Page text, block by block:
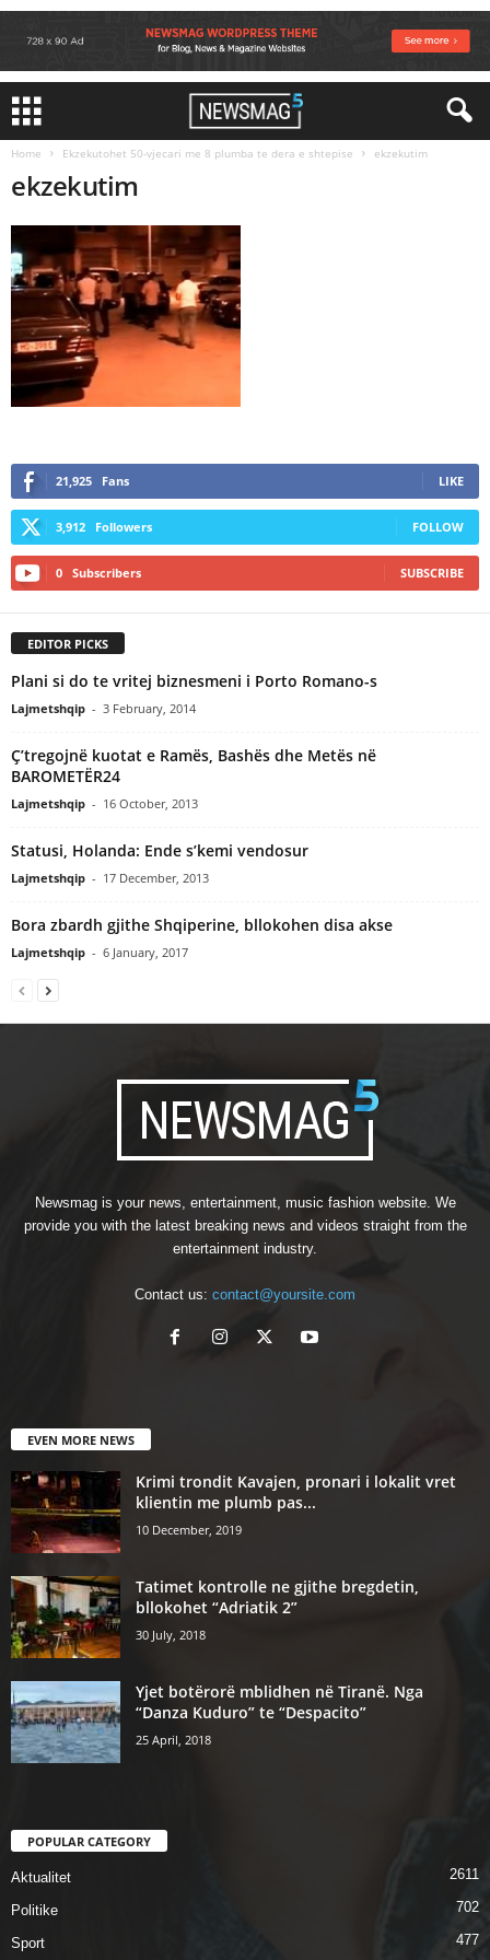
Home Ekzekutohet 50-vjecari me 8 plumba te dera e shtepise ekzekutim
ekzekutim
21,925 Fans LIKE
3,912 Followers FOLLOW
0 Subscribers SUBSCRIBE
EDITOR PICKS
Plani si do te vritej biznesmeni i Porto Romano-s
Lajmetshqip - 3 February, 2014
Ç’tregojnë kuotat e Ramës, Bashës dhe Metës në
BAROMETËR24
Lajmetshqip - 16 October, 2013
Statusi, Holanda: Ende s’kemi vendosur
Lajmetshqip - 17 December, 2013
Bora zbardh gjithe Shqiperine, bllokohen disa akse
Lajmetshqip - 6 January, 2017
Newsmag is your news, entertainment, music fashion website. We
provide you with the latest breaking news and videos straight from the
entertainment industry.
Contact us: contact@yoursite.com
EVEN MORE NEWS
Krimi trondit Kavajen, pronari i lokalit vret
klientin me plumb pas...
10 December, 2019
Tatimet kontrolle ne gjithe bregdetin,
bllokohet “Adriatik 2”
30 July, 2018
Yjet botërorë mblidhen në Tiranë. Nga
“Danza Kuduro” te “Despacito”
25 April, 2018
POPULAR CATEGORY
Aktualitet 2611
Politike 702
Sport 477